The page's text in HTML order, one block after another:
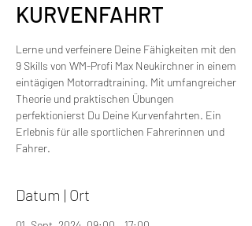
KURVENFAHRT
Lerne und verfeinere Deine Fähigkeiten mit den
9 Skills von WM-Profi Max Neukirchner in einem
eintägigen Motorradtraining. Mit umfangreicher
Theorie und praktischen Übungen
perfektionierst Du Deine Kurvenfahrten. Ein
Erlebnis für alle sportlichen Fahrerinnen und
Fahrer.
Datum | Ort